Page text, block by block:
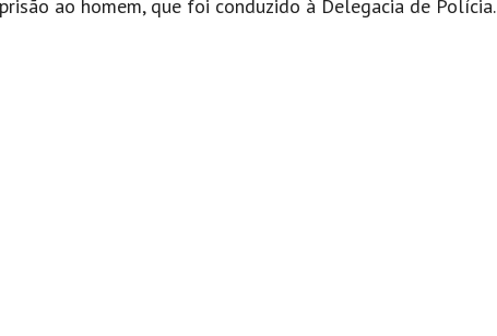
ao homem, que foi conduzido à Delegacia de Polícia.